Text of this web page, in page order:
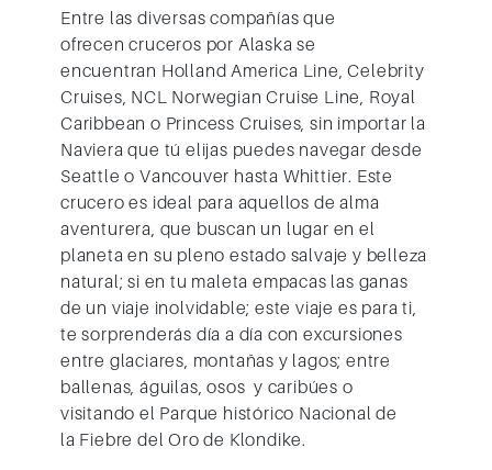
Entre las diversas compañías que
ofrecen cruceros por Alaska se
encuentran Holland America Line, Celebrity
Cruises, NCL Norwegian Cruise Line, Royal
Caribbean o Princess Cruises, sin importar la
Naviera que tú elijas puedes navegar desde
Seattle o Vancouver hasta Whittier. Este
crucero es ideal para aquellos de alma
aventurera, que buscan un lugar en el
planeta en su pleno estado salvaje y belleza
natural; si en tu maleta empacas las ganas
de un viaje inolvidable; este viaje es para ti,
te sorprenderás día a día con excursiones
entre glaciares, montañas y lagos; entre
ballenas, águilas,osos y caribúes o
visitando el Parque histórico Nacional de
la Fiebre del Oro de Klondike.